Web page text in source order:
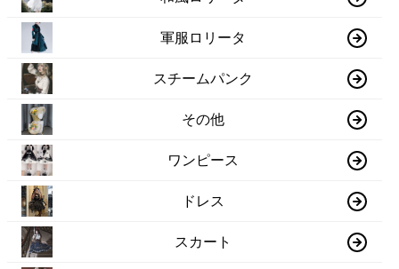
軍服ロリータ
スチームパンク
その他
ワンピース
ドレス
スカート